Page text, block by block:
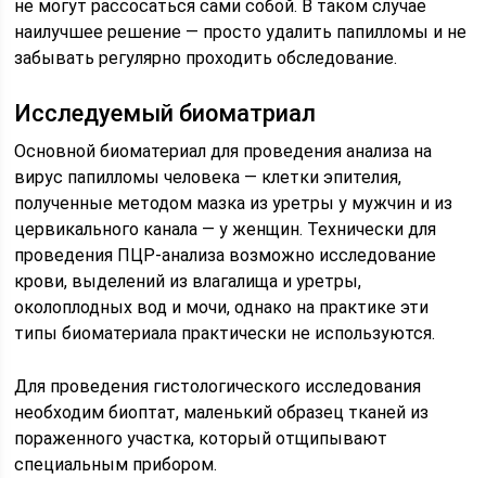
не могут рассосаться сами собой. В таком случае
наилучшее решение — просто удалить папилломы и не
забывать регулярно проходить обследование.
Исследуемый биоматриал
Основной биоматериал для проведения анализа на
вирус папилломы человека — клетки эпителия,
полученные методом мазка из уретры у мужчин и из
цервикального канала — у женщин. Технически для
проведения ПЦР-анализа возможно исследование
крови, выделений из влагалища и уретры,
околоплодных вод и мочи, однако на практике эти
типы биоматериала практически не используются.
Для проведения гистологического исследования
необходим биоптат, маленький образец тканей из
пораженного участка, который отщипывают
специальным прибором.